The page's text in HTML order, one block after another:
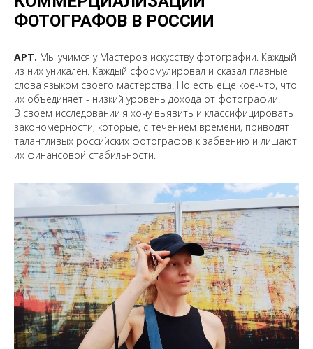
ФОТОГРАФОВ В РОССИИ
АРТ. Мы учимся у Мастеров искусству фотографии. Каждый
из них уникален. Каждый сформулировал и сказал главные
слова языком своего мастерства. Но есть еще кое-что, что
их объединяет - низкий уровень дохода от фотографии.
В своем исследовании я хочу выявить и классифицировать
закономерности, которые, с течением времени, приводят
талантливых российских фотографов к забвению и лишают
их финансовой стабильности.